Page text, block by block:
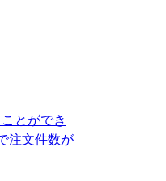
とができ
注文件数が